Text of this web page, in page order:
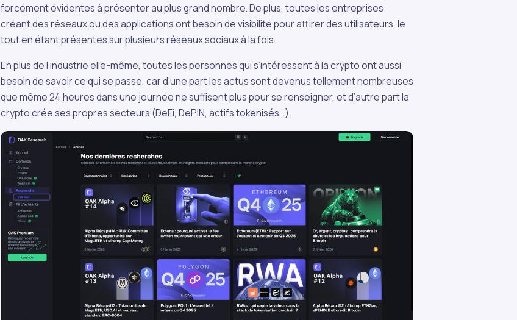
forcément évidentes à présenter au plus grand nombre. De plus, toutes les entreprises
créant des réseaux ou des applications ont besoin de visibilité pour attirer des utilisateurs, le
tout en étant présentes sur plusieurs réseaux sociaux à la fois.
En plus de l’industrie elle-même, toutes les personnes qui s’intéressent à la crypto ont aussi
besoin de savoir ce qui se passe, car d’une part les actus sont devenus tellement nombreuses
que même 24 heures dans une journée ne suffisent plus pour se renseigner, et d’autre part la
crypto crée ses propres secteurs (DeFi, DePIN, actifs tokenisés…).